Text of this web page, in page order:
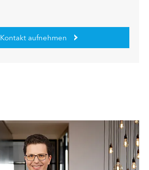
Kontakt aufnehmen